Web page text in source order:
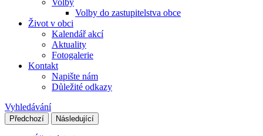
Volby
Volby do zastupitelstva obce
Život v obci
Kalendář akcí
Aktuality
Fotogalerie
Kontakt
Napište nám
Důležité odkazy
Vyhledávání
Předchozí Následující